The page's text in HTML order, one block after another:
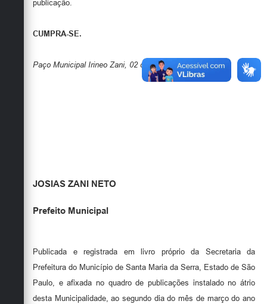
publicação.
CUMPRA-SE.
Paço Municipal Irineo Zani, 02 de Março de 2026.
JOSIAS ZANI NETO
Prefeito Municipal
Publicada e registrada em livro próprio da Secretaria da
Prefeitura do Município de Santa Maria da Serra, Estado de São
Paulo, e afixada no quadro de publicações instalado no átrio
desta Municipalidade, ao segundo dia do mês de março do ano